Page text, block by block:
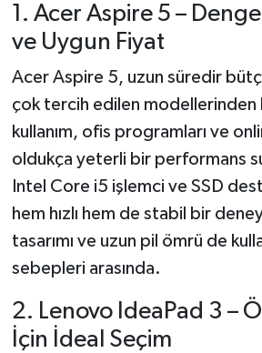
1. Acer Aspire 5 –
ve Uygun Fiyat
Acer Aspire 5, uzun süredir
çok tercih edilen modellerinden
kullanım, ofis programları ve
oldukça yeterli bir performans
Intel Core i5 işlemci ve SSD
hem hızlı hem de stabil bir
tasarımı ve uzun pil ömrü de
sebepleri arasında.
2. Lenovo IdeaPad 3 –
İçin İdeal Seçim